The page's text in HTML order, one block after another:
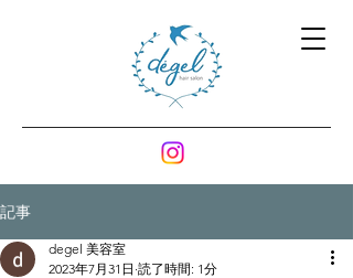
記事
degel 美容室
2023年7月31日 読了時間: 1分